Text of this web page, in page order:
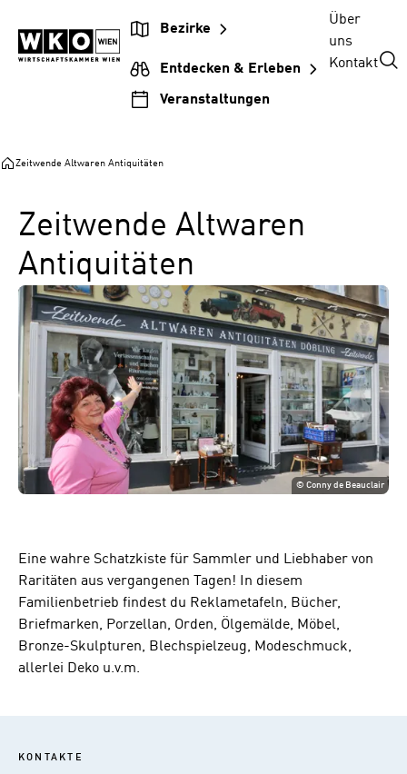
Inhalt
springen
Hauptnavigation
springen
Footer
springen
Bezirke
Entdecken & Erleben
Veranstaltungen
Über
uns
Kontakt
Zeitwende Altwaren Antiquitäten
Zeitwende Altwaren
Antiquitäten
©Conny de Beauclair
Eine wahre Schatzkiste für Sammler und Liebhaber von
Raritäten aus vergangenen Tagen! In diesem
Familienbetrieb findest du Reklametafeln, Bücher,
Briefmarken, Porzellan, Orden, Ölgemälde, Möbel,
Bronze-Skulpturen, Blechspielzeug, Modeschmuck,
allerlei Deko u.v.m.
KONTAKTE